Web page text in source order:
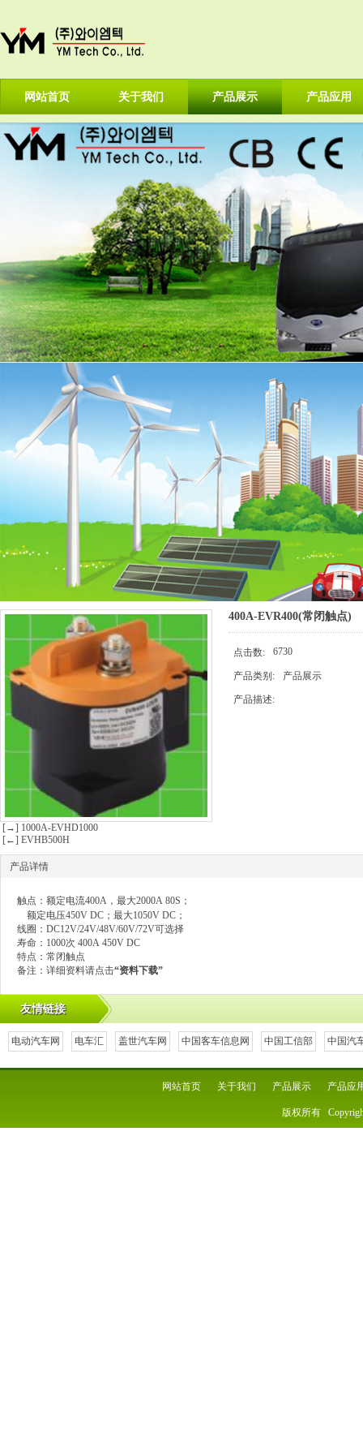
网站首页 关于我们 产品展示 产品应用
400A-EVR400(常闭触点)
点击数: 6730
产品类别: 产品展示
产品描述:
[→] 1000A-EVHD1000
[←] EVHB500H
产品详情
触点：额定电流400A，最大2000A 80S；
额定电压450V DC；最大1050V DC；
线圈：DC12V/24V/48V/60V/72V可选择
寿命：1000次 400A 450V DC
特点：常闭触点
备注：详细资料请点击“资料下载”
友情链接
电动汽车网 电车汇 盖世汽车网 中国客车信息网 中国工信部 中国汽
网站首页 关于我们 产品展示 产品应
版权所有